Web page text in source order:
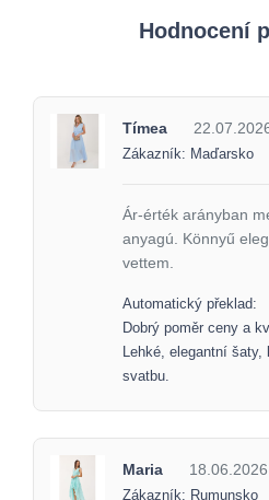
Hodnocení
Tímea
Zákazník: Maďarsko
Ár-érték arányban
anyagú. Könnyű
vettem.
Automatický překlad:
Dobrý poměr ceny a
Lehké, elegantní
svatbu.
Maria 18.06.2026
Zákazník: Rumunsko